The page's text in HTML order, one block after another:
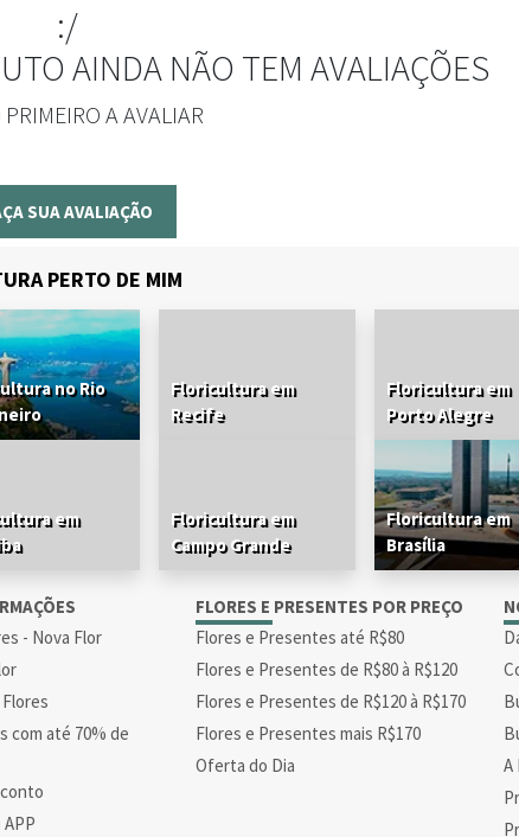
:/
AINDA NÃO TEM AVALIAÇÕES
A AVALIAR
SUA AVALIAÇÃO
PERTO DE MIM
no Rio
Floricultura em
Recife
Floricultura em
Porto Alegre
em
Floricultura em
Campo Grande
Floricultura em
Brasília
- Nova Flor
com até 70% de
FLORES E PRESENTES POR PREÇO
Flores e Presentes até R$80
Flores e Presentes de R$80 à R$120
Flores e Presentes de R$120 à R$170
Flores e Presentes mais R$170
Oferta do Dia
A